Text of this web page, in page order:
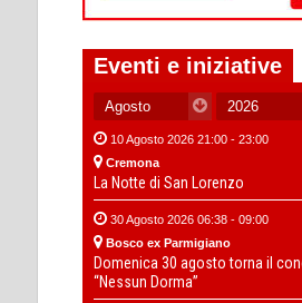
Eventi e iniziative
10 Agosto 2026 21:00 - 23:00
Cremona
La Notte di San Lorenzo
30 Agosto 2026 06:38 - 09:00
Bosco ex Parmigiano
Domenica 30 agosto torna il
“Nessun Dorma”